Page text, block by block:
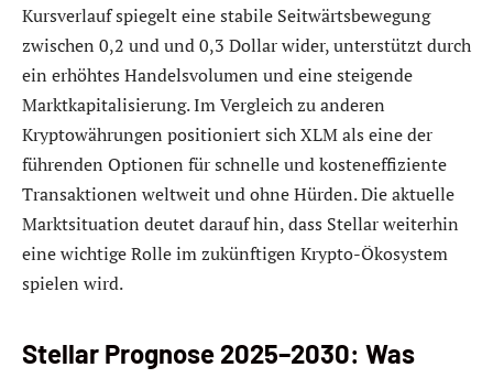
Kursverlauf spiegelt eine stabile Seitwärtsbewegung
zwischen 0,2 und und 0,3 Dollar wider, unterstützt durch
ein erhöhtes Handelsvolumen und eine steigende
Marktkapitalisierung. Im Vergleich zu anderen
Kryptowährungen positioniert sich XLM als eine der
führenden Optionen für schnelle und kosteneffiziente
Transaktionen weltweit und ohne Hürden. Die aktuelle
Marktsituation deutet darauf hin, dass Stellar weiterhin
eine wichtige Rolle im zukünftigen Krypto-Ökosystem
spielen wird.
Stellar Prognose 2025–2030: Was